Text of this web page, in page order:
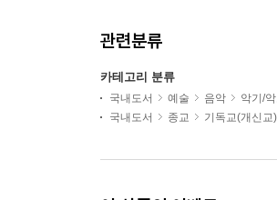
관련분류
카테고리 분류
국내도서 예술 음악 악기/
국내도서
종교 기독교(개신교)